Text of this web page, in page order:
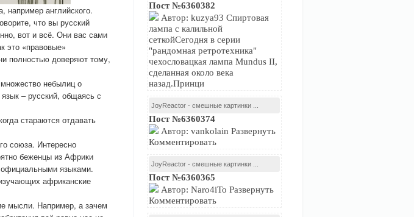
Пост №6360382
Автор: kuzya93 Спиртовая
лампа с калильной
сеткойСегодня в серии
"рандомная ретротехника"
чехословацкая лампа Mundus II,
сделанная около века
назад.Принци
JoyReactor - смешные картинки ...
Пост №6360374
Автор: vankolain Развернуть
Комментировать
JoyReactor - смешные картинки ...
Пост №6360365
Автор: Naro4iTo Развернуть
Комментировать
например английского.
что вы русский
вот и всё. Они вас сами
это «правовые»
полностью доверяют тому,
небылиц о
– русский, общаясь с
стараются отдавать
союза. Интересно
беженцы из Африки
официальными языками.
африканские
мысли. Например, а зачем